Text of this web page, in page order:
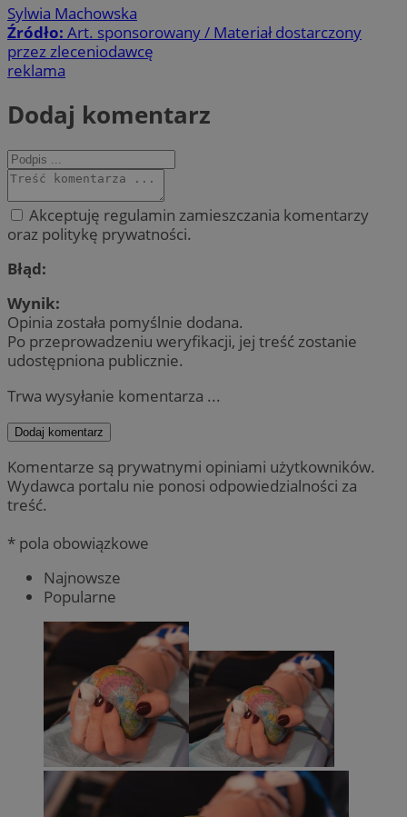
Sylwia Machowska
Źródło: Art. sponsorowany / Materiał dostarczony
przez zleceniodawcę
reklama
Dodaj komentarz
Akceptuję regulamin zamieszczania komentarzy
oraz politykę prywatności.
Błąd:
Wynik:
Opinia została pomyślnie dodana.
Po przeprowadzeniu weryfikacji, jej treść zostanie
udostępniona publicznie.
Trwa wysyłanie komentarza ...
Dodaj komentarz
Komentarze są prywatnymi opiniami użytkowników.
Wydawca portalu nie ponosi odpowiedzialności za
treść.
* pola obowiązkowe
Najnowsze
Popularne